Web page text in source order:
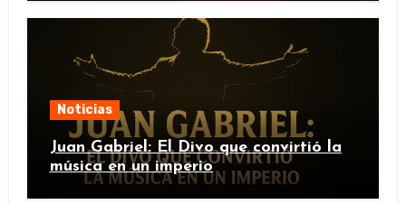
Noticias
Juan Gabriel: El Divo que convirtió la
música en un imperio